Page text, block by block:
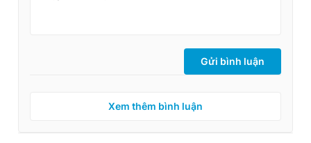
Gửi bình luận
Xem thêm bình luận